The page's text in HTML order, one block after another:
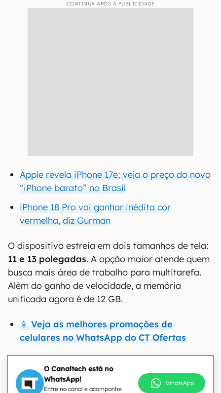
CONTINUA APÓS A PUBLICIDADE
Apple revela iPhone 17e; veja o preço do novo
“iPhone barato” no Brasil
iPhone 18 Pro vai ganhar inédita cor
vermelha, diz Gurman
O dispositivo estreia em dois tamanhos de tela:
11 e 13 polegadas. A opção maior atende quem
busca mais área de trabalho para multitarefa.
Além do ganho de velocidade, a memória
unificada agora é de 12 GB.
📱 Veja as melhores promoções de
celulares no WhatsApp do CT Ofertas
O Canaltech está no
WhatsApp!
Entre no canal e acompanhe
WhatsApp